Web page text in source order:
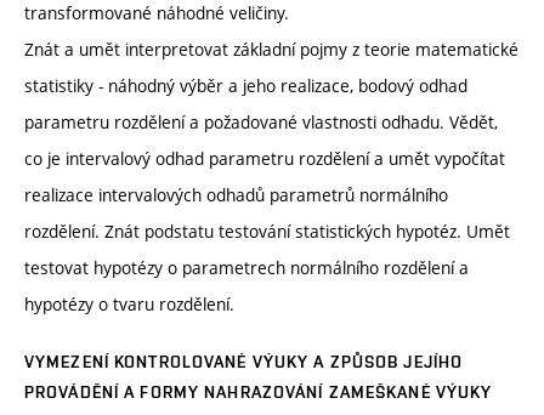
transformované náhodné veličiny.
Znát a umět interpretovat základní pojmy z teorie matematické
statistiky - náhodný výběr a jeho realizace, bodový odhad
parametru rozdělení a požadované vlastnosti odhadu. Vědět,
co je intervalový odhad parametru rozdělení a umět vypočítat
realizace intervalových odhadů parametrů normálního
rozdělení. Znát podstatu testování statistických hypotéz. Umět
testovat hypotézy o parametrech normálního rozdělení a
hypotézy o tvaru rozdělení.
VYMEZENÍ KONTROLOVANÉ VÝUKY A ZPŮSOB JEJÍHO
PROVÁDĚNÍ A FORMY NAHRAZOVÁNÍ ZAMEŠKANÉ VÝUKY